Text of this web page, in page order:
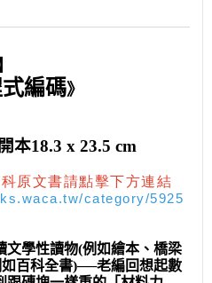
編碼》
本18.3 x 23.5 cm
原文書請點擊下方連結
category/5925
學性讀物(例如繪本、橋梁
百科全書)──老編回想起數